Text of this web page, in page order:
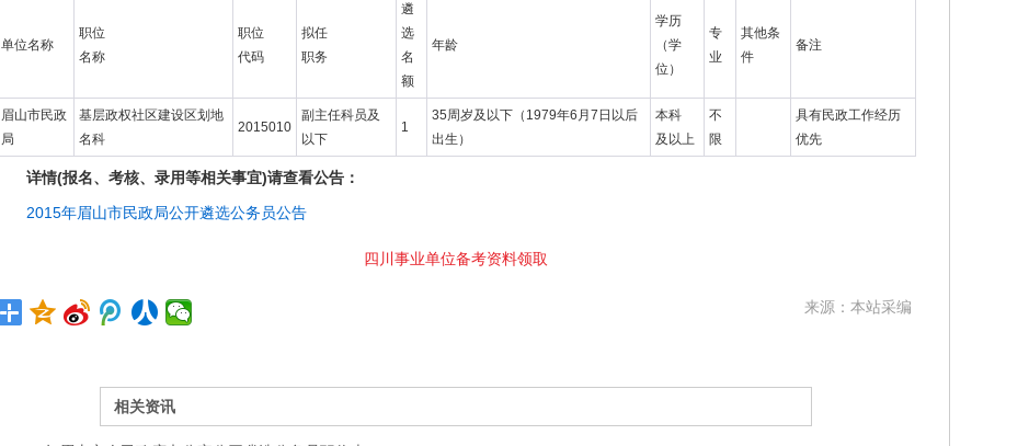
单位名称
职位
名称
职位
代码
拟任
职务
遴
选
名
额
年龄
学历
（学
位）
专
业
其他条
件
备注
眉山市民政
局
基层政权社区建设区划地
名科
2015010
副主任科员及
以下
1
35周岁及以下（1979年6月7日以后
出生）
本科
及以上
不
限
具有民政工作经历
优先
详情(报名、考核、录用等相关事宜)请查看公告：
2015年眉山市民政局公开遴选公务员公告
四川事业单位备考资料领取
来源：本站采编
相关资讯